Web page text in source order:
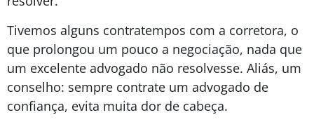
Tivemos alguns contratempos com a corretora, o
que prolongou um pouco a negociação, nada que
um excelente advogado não resolvesse. Aliás, um
conselho: sempre contrate um advogado de
confiança, evita muita dor de cabeça.